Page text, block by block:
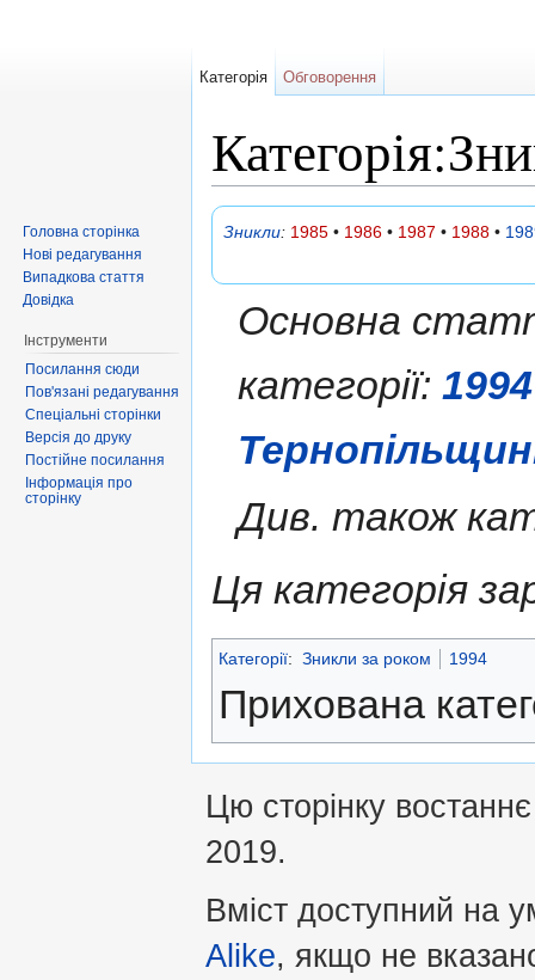
Зникли: 1985• 1986• 1987 • 1988•
Основна
категорії:
Див. також
Ця категорія
Категорії: Зникли за роком 1994
Прихована
Категорія Обговорення
Головна сторінка
Нові редагування
Випадкова стаття
Довідка
Інструменти
Посилання сюди
Пов'язані редагування
Спеціальні сторінки
Версія до друку
Постійне посилання
Інформація про
сторінку
Цю сторінку
2019.
Вміст доступний на
Alike, якщо не